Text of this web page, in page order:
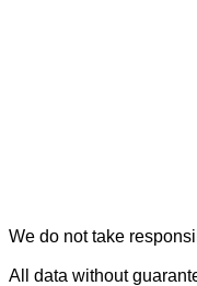
We do not take
All data without